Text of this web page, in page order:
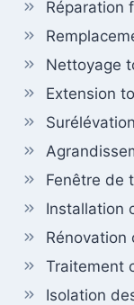
Réparation
Nettoyage
Extension
Fenêtre de
Installation
Rénovation
Traitement
Isolation